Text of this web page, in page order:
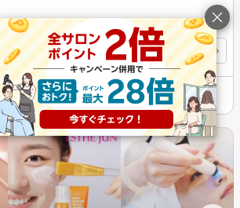
とっても顔、体すっきりしてリラックス出来ました。効果もあって千駄木通い安いのもありこれから通おうと思いました。お店の方、笑顔が良くて綺麗で優し方でした！また次回お願いします。ありがとうございます。
すべての口コミを見る
その他の情報を表示